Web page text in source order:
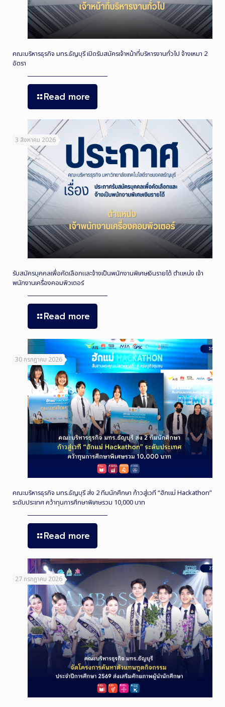
คณะบริหารธุรกิจ มทร.ธัญบุรี เปิดรับสมัครเจ้าหน้าที่บริหารงานทั่วไป จ้างเหมา 2
อัตรา
Read more
3 สิงหาคม 2026
รับสมัครบุคคลเพื่อคัดเลือกและจ้างเป็นพนักงานพิเศษเงินรายได้ ตำแหน่ง เจ้า
พนักงานเครื่องคอมพิวเตอร์
Read more
30 กรกฎาคม 2026
คณะบริหารธุรกิจ มทร.ธัญบุรี ส่ง 2 ทีมนักศึกษา ก้าวสู่เวที “ฮักแม่ Hackathon”
ระดับประเทศ คว้าทุนการศึกษาพิเศษรวม 10,000 บาท
Read more
27 กรกฎาคม 2026